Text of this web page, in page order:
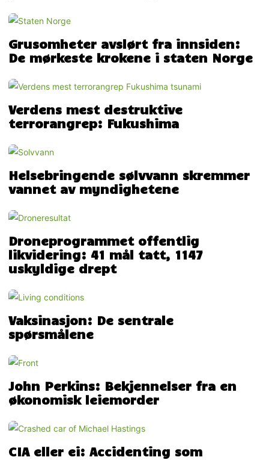
Grusomheter avslørt fra innsiden:
De mørkeste krokene i staten Norge
Verdens mest destruktive
terrorangrep: Fukushima
Helsebringende sølvvann skremmer
vannet av myndighetene
Droneprogrammet offentlig
likvidering: 41 mål tatt, 1147
uskyldige drept
Vaksinasjon: De sentrale
spørsmålene
John Perkins: Bekjennelser fra en
økonomisk leiemorder
CIA eller ei: Accidenting som